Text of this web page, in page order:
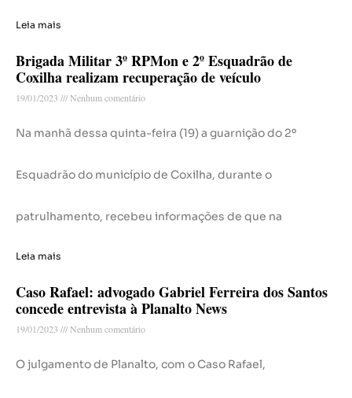
Leia mais
Brigada Militar 3º RPMon e 2º Esquadrão de
Coxilha realizam recuperação de veículo
19/01/2023 Nenhum comentário
Na manhã dessa quinta-feira (19) a guarnição do 2º
Esquadrão do município de Coxilha, durante o
patrulhamento, recebeu informações de que na
Leia mais
Caso Rafael: advogado Gabriel Ferreira dos Santos
concede entrevista à Planalto News
19/01/2023 Nenhum comentário
O julgamento de Planalto, com o Caso Rafael,